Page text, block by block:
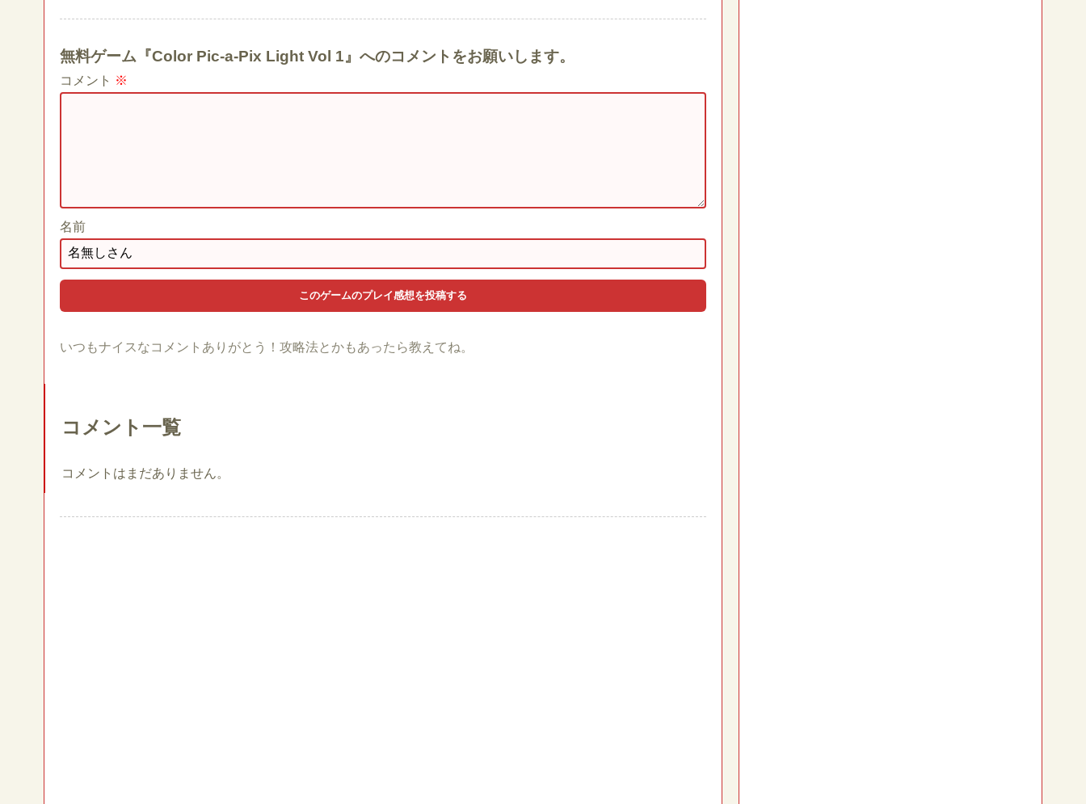
無料ゲーム『Color Pic-a-Pix Light Vol 1』へのコメントをお願いします。
コメント ※
名前
いつもナイスなコメントありがとう！攻略法とかもあったら教えてね。
コメント一覧
コメントはまだありません。